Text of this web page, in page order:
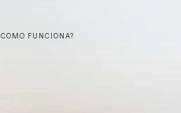
COMO FUNCIONA?